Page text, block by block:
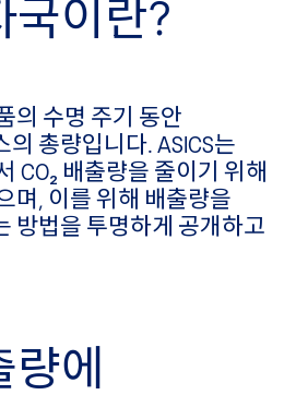
국이란?
의 수명 주기 동안
의 총량입니다. ASICS는
CO₂ 배출량을 줄이기 위해
며, 이를 위해 배출량을
방법을 투명하게 공개하고
에